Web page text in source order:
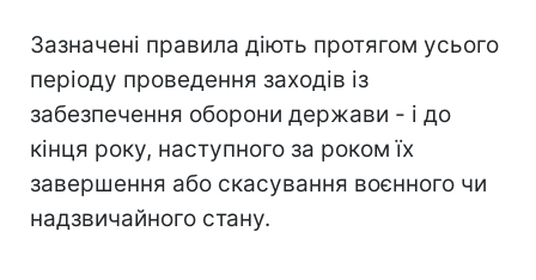
Зазначені правила діють протягом усього
періоду проведення заходів із
забезпечення оборони держави - і до
кінця року, наступного за роком їх
завершення або скасування воєнного чи
надзвичайного стану.